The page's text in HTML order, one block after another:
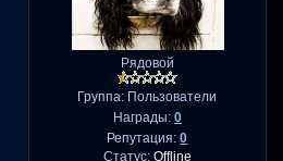
Рядовой
Группа: Пользователи
Награды: 0
Репутация:0
Статус: Offline